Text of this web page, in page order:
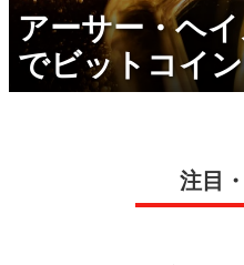
アーサー・ヘ
でビットコイ
注目